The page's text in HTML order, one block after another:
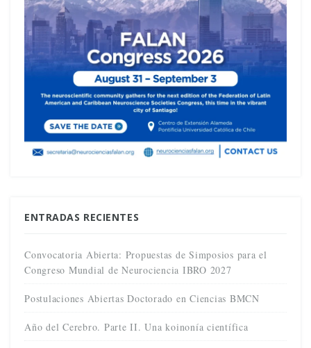
ENTRADAS RECIENTES
Convocatoria Abierta: Propuestas de Simposios para el
Congreso Mundial de Neurociencia IBRO 2027
Postulaciones Abiertas Doctorado en Ciencias BMCN
Año del Cerebro. Parte II. Una koinonía científica